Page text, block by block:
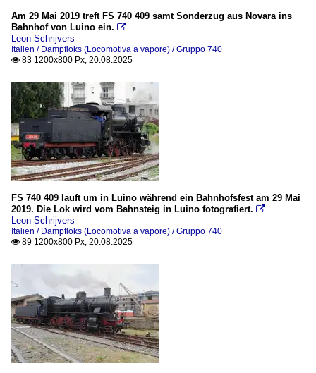
Am 29 Mai 2019 treft FS 740 409 samt Sonderzug aus Novara ins
Bahnhof von Luino ein. 
Leon Schrijvers
Italien / Dampfloks (Locomotiva a vapore) / Gruppo 740
 83 1200x800 Px, 20.08.2025
FS 740 409 lauft um in Luino während ein Bahnhofsfest am 29 Mai
2019. Die Lok wird vom Bahnsteig in Luino fotografiert. 
Leon Schrijvers
Italien / Dampfloks (Locomotiva a vapore) / Gruppo 740
 89 1200x800 Px, 20.08.2025